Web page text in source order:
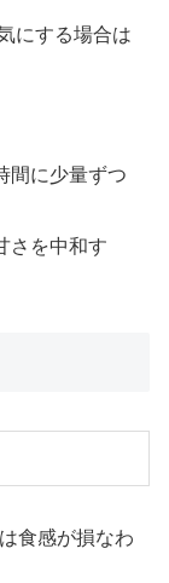
にする場合は
間に少量ずつ
さを中和す
食感が損なわ